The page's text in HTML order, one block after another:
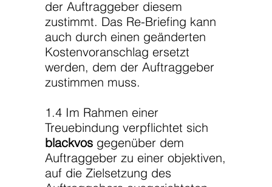
der Auftraggeber diesem
zustimmt. Das Re-Briefing kann
auch durch einen geänderten
Kostenvoranschlag ersetzt
werden, dem der Auftraggeber
zustimmen muss.
1.4 Im Rahmen einer
Treuebindung verpflichtet sich
blackvos gegenüber dem
Auftraggeber zu einer objektiven,
auf die Zielsetzung des